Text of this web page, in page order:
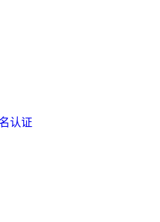
认证